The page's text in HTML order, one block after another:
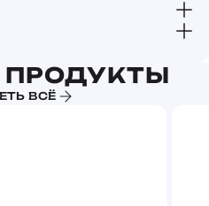
ценность в 100 г (средние
ВСЁ